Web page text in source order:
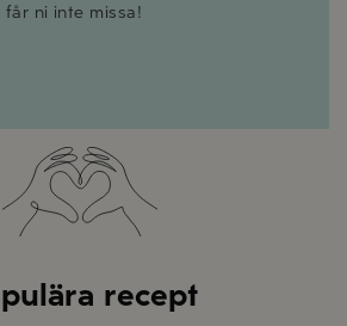
får ni inte missa!
recept